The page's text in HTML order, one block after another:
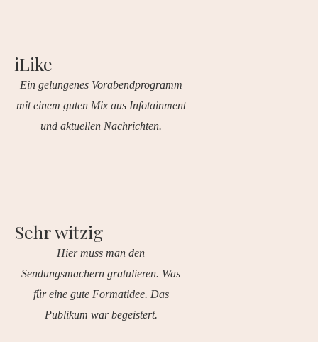
iLike
Ein gelungenes Vorabendprogramm
mit einem guten Mix aus Infotainment
und aktuellen Nachrichten.
Sehr witzig
Hier muss man den
Sendungsmachern gratulieren. Was
für eine gute Formatidee. Das
Publikum war begeistert.